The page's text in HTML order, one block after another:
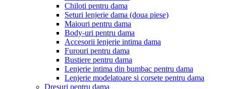
Chiloti pentru dama
Seturi lenjerie dama (doua piese)
Maiouri pentru dama
Body-uri pentru dama
Accesorii lenjerie intima dama
Furouri pentru dama
Bustiere pentru dama
Lenjerie intima din bumbac pentru dama
Lenjerie modelatoare si corsete pentru dama
Dresuri pentru dama